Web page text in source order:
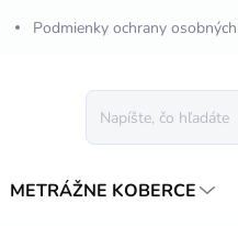
Podmienky ochrany
METRÁŽNE KOBERCE